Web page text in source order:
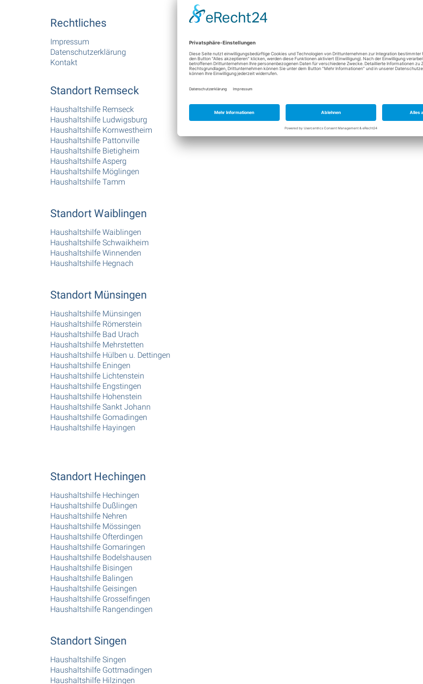
Rechtliches
Impressum
Datenschutzerklärung
Kontakt
Standort Remseck
Haushaltshilfe Remseck
Haushaltshilfe Ludwigsburg
Haushaltshilfe Kornwestheim
Haushaltshilfe Pattonville
Haushaltshilfe Bietigheim
Haushaltshilfe Asperg
Haushaltshilfe Möglingen
Haushaltshilfe Tamm
Standort Waiblingen
Haushaltshilfe Waiblingen
Haushaltshilfe Schwaikheim
Haushaltshilfe Winnenden
Haushaltshilfe Hegnach
Standort Münsingen
Haushaltshilfe Münsingen
Haushaltshilfe Römerstein
Haushaltshilfe Bad Urach
Haushaltshilfe Mehrstetten
Haushaltshilfe Hülben u. Dettingen
Haushaltshilfe Eningen
Haushaltshilfe Lichtenstein
Haushaltshilfe Engstingen
Haushaltshilfe Hohenstein
Haushaltshilfe Sankt Johann
Haushaltshilfe Gomadingen
Haushaltshilfe Hayingen
Standort Hechingen
Haushaltshilfe Hechingen
Haushaltshilfe Dußlingen
Haushaltshilfe Nehren
Haushaltshilfe Mössingen
Haushaltshilfe Ofterdingen
Haushaltshilfe Gomaringen
Haushaltshilfe Bodelshausen
Haushaltshilfe Bisingen
Haushaltshilfe Balingen
Haushaltshilfe Geisingen
Haushaltshilfe Grosselfingen
Haushaltshilfe Rangendingen
Standort Singen
Haushaltshilfe Singen
Haushaltshilfe Gottmadingen
Haushaltshilfe Hilzingen